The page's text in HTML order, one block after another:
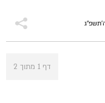
דף 1 מתוך 2